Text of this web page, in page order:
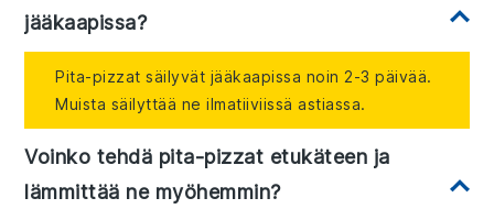
jääkaapissa?
Pita-pizzat säilyvät jääkaapissa noin 2-3 päivää.
Muista säilyttää ne ilmatiiviissä astiassa.
Voinko tehdä pita-pizzat etukäteen ja
lämmittää ne myöhemmin?